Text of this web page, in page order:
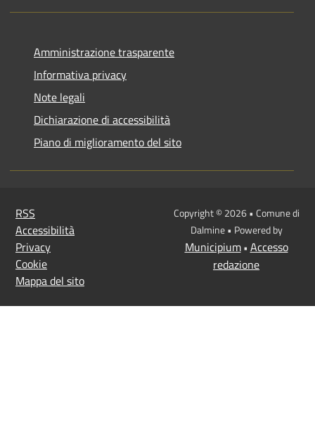
Amministrazione trasparente
Informativa privacy
Note legali
Dichiarazione di accessibilità
Piano di miglioramento del sito
RSS
Accessibilità
Privacy
Cookie
Mappa del sito
Copyright © 2026 • Comune di
Dalmine • Powered by
Municipium• Accesso
redazione